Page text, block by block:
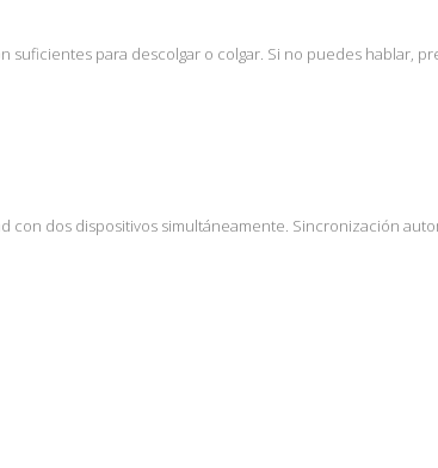
suficientes para descolgar o colgar. Si no puedes hablar,
con dos dispositivos simultáneamente. Sincronización